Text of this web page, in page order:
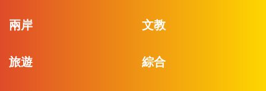
兩岸 文教
旅遊 綜合